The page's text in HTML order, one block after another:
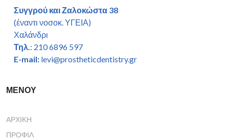
Συγγρού και Ζαλοκώστα 38
(έναντι νοσοκ. ΥΓΕΙΑ)
Χαλάνδρι
Τηλ. : 210 6896 597
E-mail: levi@prostheticdentistry.gr
ΜΕΝΟΥ
ΑΡΧΙΚΉ
ΠΡΟΦΊΛ